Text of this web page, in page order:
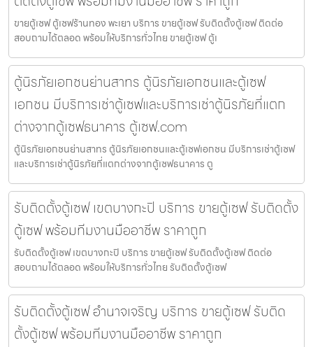
ขายตู้เซฟ ตู้เซฟร้านทอง พะเยา บริการ ขายตู้เซฟ รับติดตั้งตู้เซฟ ติดต่อ
สอบถามได้ตลอด พร้อมให้บริการทั่วไทย ขายตู้เซฟ ตู้เ
ตู้นิรภัยเอกชนย่านสาทร ตู้นิรภัยเอกชนและตู้เซฟ
เอกชน มีบริการเช่าตู้เซฟและบริการเช่าตู้นิรภัยที่แตก
ต่างจากตู้เซฟธนาคาร ตู้เซฟ.com
ตู้นิรภัยเอกชนย่านสาทร ตู้นิรภัยเอกชนและตู้เซฟเอกชน มีบริการเช่าตู้เซฟ
และบริการเช่าตู้นิรภัยที่แตกต่างจากตู้เซฟธนาคาร ตู
รับติดตั้งตู้เซฟ เขตบางกะปิ บริการ ขายตู้เซฟ รับติดตั้ง
ตู้เซฟ พร้อมทีมงานมืออาชีพ ราคาถูก
รับติดตั้งตู้เซฟ เขตบางกะปิ บริการ ขายตู้เซฟ รับติดตั้งตู้เซฟ ติดต่อ
สอบถามได้ตลอด พร้อมให้บริการทั่วไทย รับติดตั้งตู้เซฟ
รับติดตั้งตู้เซฟ อำนาจเจริญ บริการ ขายตู้เซฟ รับติด
ตั้งตู้เซฟ พร้อมทีมงานมืออาชีพ ราคาถูก